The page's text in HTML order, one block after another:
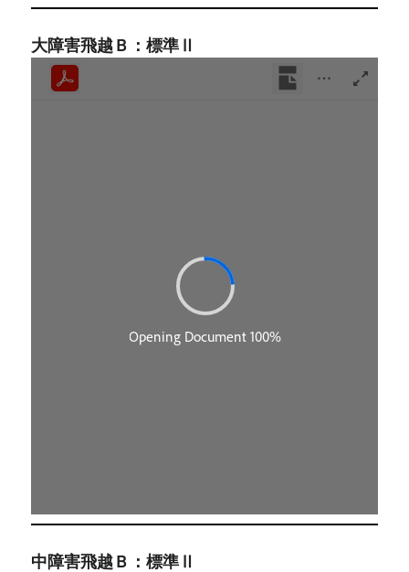
大障害飛越Ｂ：標準Ⅱ
中障害飛越Ｂ：標準Ⅱ